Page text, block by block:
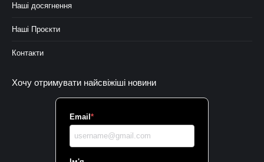
Наші досягнення
Наші Проєкти
Контакти
Хочу отримувати найсвіжіші новини
Email*